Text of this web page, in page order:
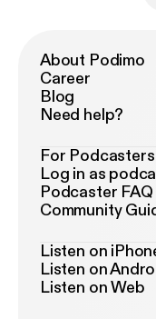
About Podimo
Career
Blog
Need help?
For Podcasters
Log in as
Podcaster FAQ
Community
Listen on
Listen on
Listen on Web